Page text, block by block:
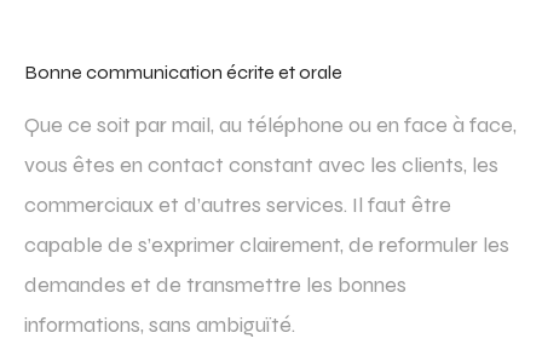
Bonne communication écrite et orale
Que ce soit par mail, au téléphone ou en face à face,
vous êtes en contact constant avec les clients, les
commerciaux et d’autres services. Il faut être
capable de s’exprimer clairement, de reformuler les
demandes et de transmettre les bonnes
informations, sans ambiguïté.